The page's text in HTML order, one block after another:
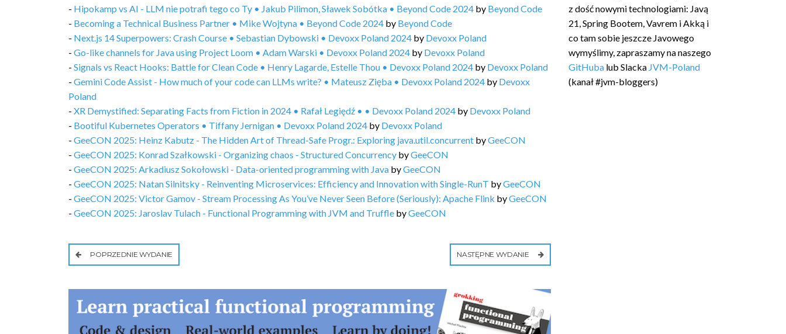
- Hipokamp vs AI - LLM nie potrafi tego co Ty • Jakub Pilimon, Sławek Sobótka • Beyond Code 2024 by Beyond Code
- Becoming a Technical Business Partner • Mike Wojtyna • Beyond Code 2024 by Beyond Code
- Next.js 14 Superpowers: Crash Course • Sebastian Dybowski • Devoxx Poland 2024 by Devoxx Poland
- Go-like channels for Java using Project Loom • Adam Warski • Devoxx Poland 2024 by Devoxx Poland
- Signals vs React Hooks: Battle for Clean Code • Henry Lagarde, Estelle Thou • Devoxx Poland 2024 by Devoxx Poland
- Gemini Code Assist - How much of your code can LLMs write? • Mateusz Zięba • Devoxx Poland 2024 by Devoxx
Poland
- XR Demystified: Separating Facts from Fiction in 2024 • Rafał Legiędź • • Devoxx Poland 2024 by Devoxx Poland
- Bootiful Kubernetes Operators • Tiffany Jernigan • Devoxx Poland 2024 by Devoxx Poland
- GeeCON 2025: Heinz Kabutz - The Hidden Art of Thread-Safe Progr.: Exploring java.util.concurrent byGeeCON
- GeeCON 2025: Konrad Szałkowski - Organizing chaos - Structured Concurrency byGeeCON
- GeeCON 2025: Arkadiusz Sokołowski - Data-oriented programming with Java byGeeCON
- GeeCON 2025: Natan Silnitsky - Reinventing Microservices: Efficiency and Innovation with Single-RunT byGeeCON
- GeeCON 2025: Victor Gamov - Stream Processing As You’ve Never Seen Before (Seriously): Apache Flink byGeeCON
- GeeCON 2025: Jaroslav Tulach - Functional Programming with JVM and Truffle byGeeCON
POPRZEDNIE WYDANIE NASTĘPNE WYDANIE
z dość nowymi technologiami: Javą
21, Spring Bootem, Vavrem i Akką i
co tam sobie jeszcze Javowego
wymyślimy, zapraszamy na naszego
GitHuba lub Slacka JVM-Poland
(kanał #jvm-bloggers)